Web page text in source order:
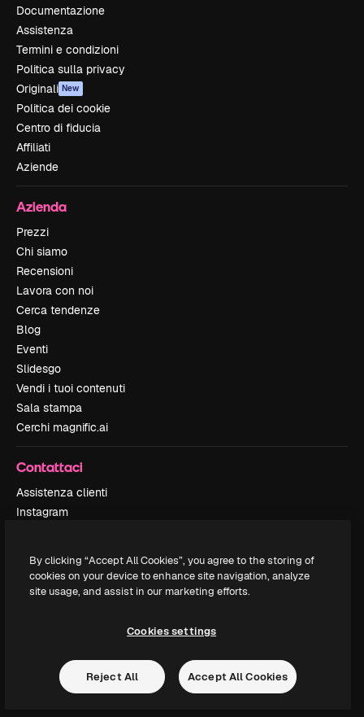
Documentazione
Assistenza
Termini e condizioni
Politica sulla privacy
Originali New
Politica dei cookie
Centro di fiducia
Affiliati
Aziende
Azienda
Prezzi
Chi siamo
Recensioni
Lavora con noi
Cerca tendenze
Blog
Eventi
Slidesgo
Vendi i tuoi contenuti
Sala stampa
Cerchi magnific.ai
Contattaci
Assistenza clienti
Instagram
TikTok
Discord
Copyright © 2010- Freepik Company S.L.U. Tutti i diritti riservati
By clicking “Accept All Cookies”, you agree to the storing of
cookies on your device to enhance site navigation, analyze
site usage, and assist in our marketing efforts.
Cookies settings
Reject All Accept All Cookies